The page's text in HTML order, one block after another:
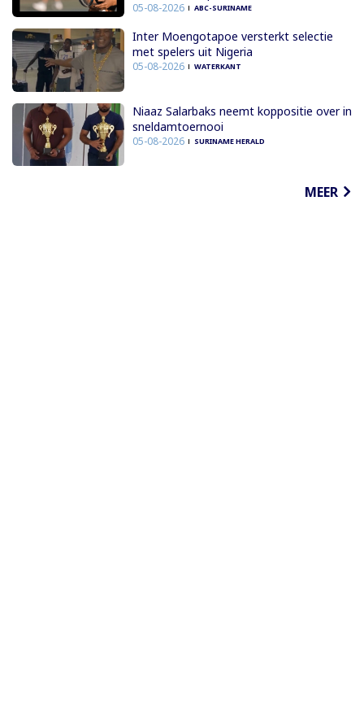
05-08-2026 ABC-SURINAME
Inter Moengotapoe versterkt selectie
met spelers uit Nigeria
05-08-2026 WATERKANT
Niaaz Salarbaks neemt koppositie over in
sneldamtoernooi
05-08-2026 SURINAME HERALD
MEER